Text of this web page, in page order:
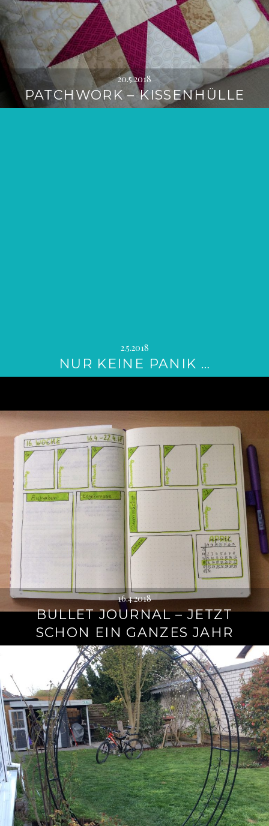
20.5.2018
PATCHWORK – KISSENHÜLLE
2.5.2018
NUR KEINE PANIK …
16.4.2018
BULLET JOURNAL – JETZT
SCHON EIN GANZES JAHR